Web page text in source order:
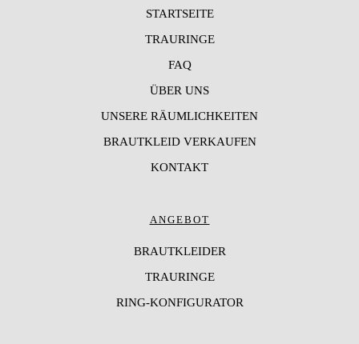
STARTSEITE
TRAURINGE
FAQ
ÜBER UNS
UNSERE RÄUMLICHKEITEN
BRAUTKLEID VERKAUFEN
KONTAKT
ANGEBOT
BRAUTKLEIDER
TRAURINGE
RING-KONFIGURATOR